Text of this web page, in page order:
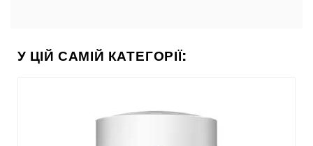
У ЦІЙ САМІЙ КАТЕГОРІЇ: